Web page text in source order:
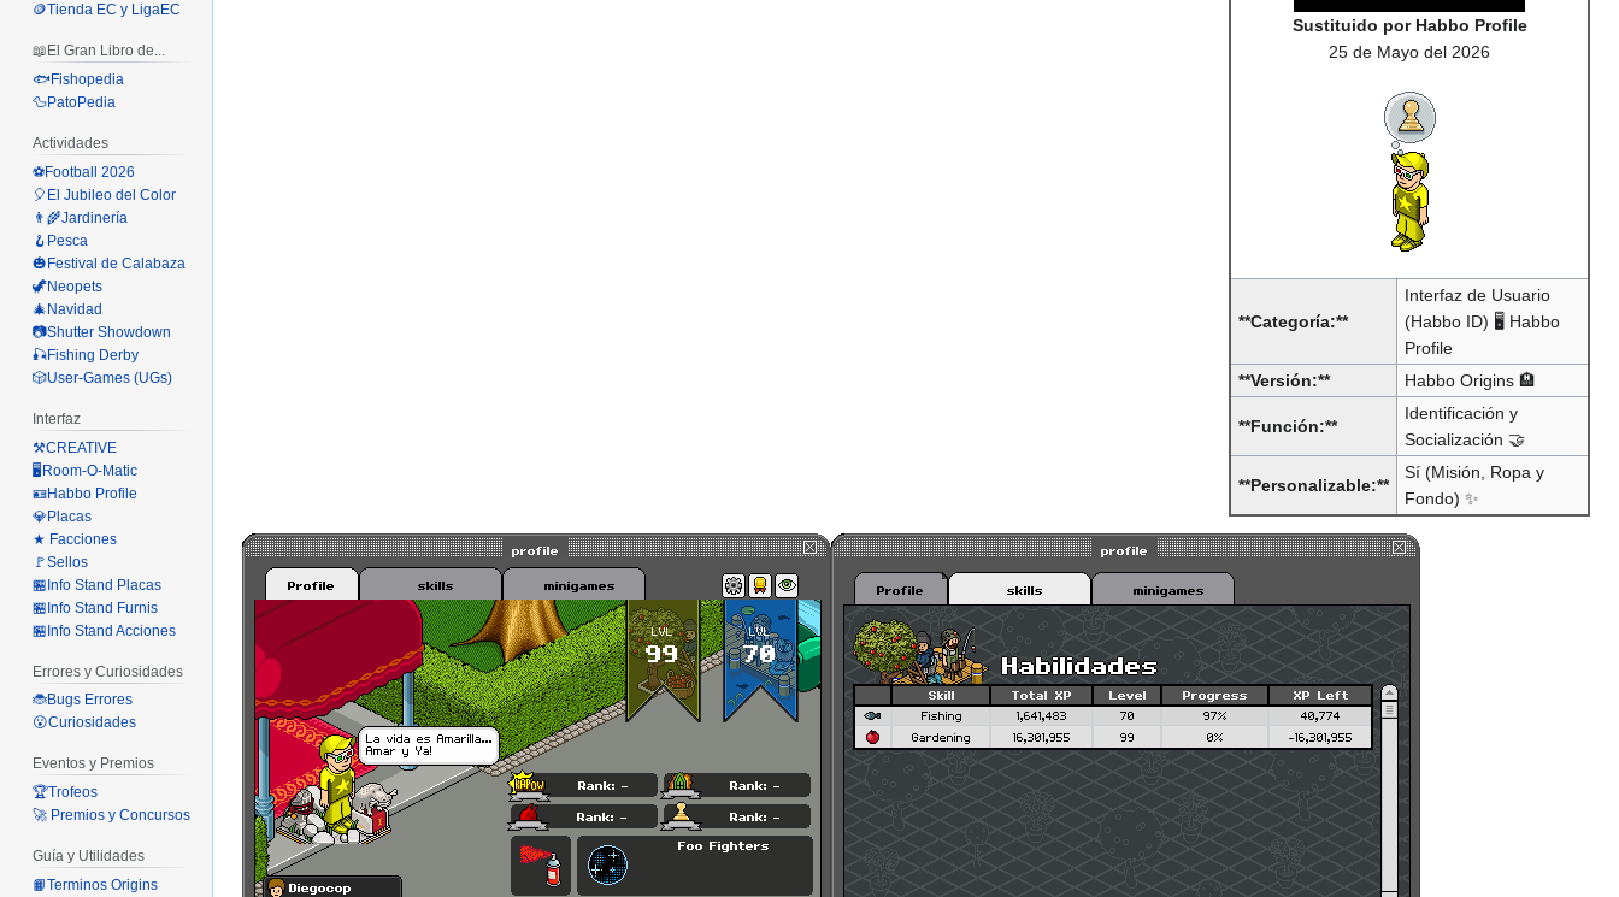
Sustituido por Habbo Profile
25 de Mayo del 2026
**Categoría:**
Interfaz de Usuario
(Habbo ID) 🖥️ Habbo
Profile
**Versión:**
Habbo Origins 🏨
**Función:**
Identificación y
Socialización 🤝
**Personalizable:**
Sí (Misión, Ropa y
Fondo) ✨
🪙Tienda EC y LigaEC
📖El Gran Libro de...
🐟Fishopedia
🦆PatoPedia
Actividades
⚽Football 2026
🎈El Jubileo del Color
👨‍🌾Jardinería
🪝Pesca
🎃Festival de Calabaza
🦖Neopets
🎄Navidad
📷Shutter Showdown
🎣Fishing Derby
🎲User-Games (UGs)
Interfaz
⚒️CREATIVE
🖥️Room-O-Matic
🪪Habbo Profile
💎Placas
★ Facciones
🚩Sellos
🏪Info Stand Placas
🏪Info Stand Furnis
🏪Info Stand Acciones
Errores y Curiosidades
🐞Bugs Errores
😮Curiosidades
Eventos y Premios
🏆Trofeos
🚀 Premios y Concursos
Guía y Utilidades
📙Terminos Origins